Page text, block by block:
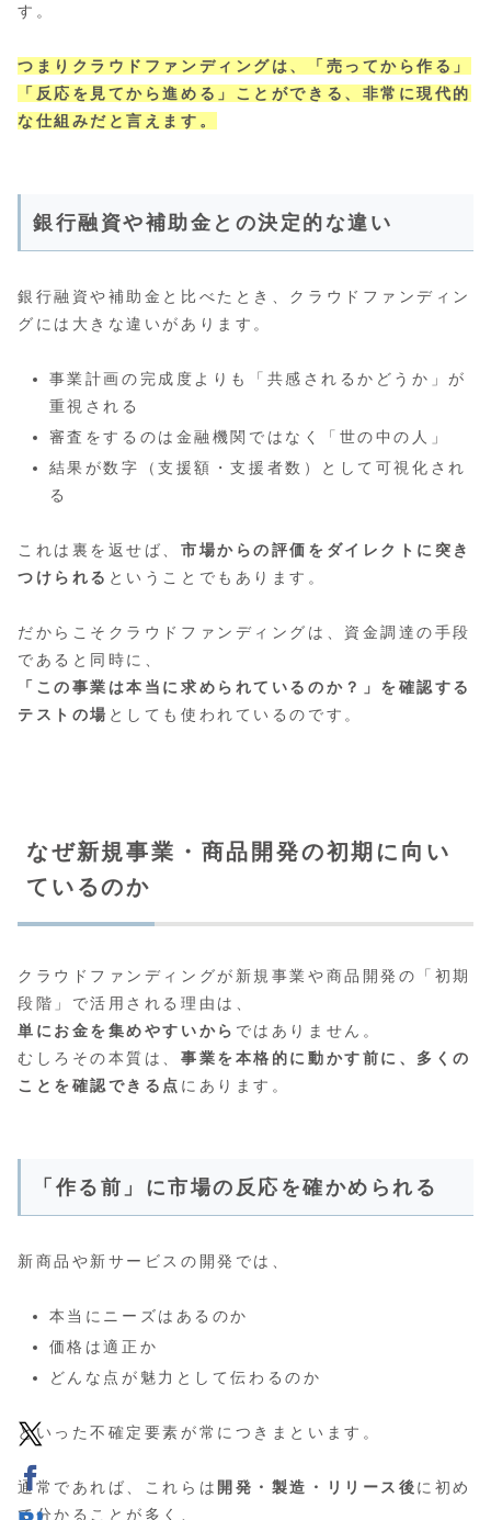
す。
つまりクラウドファンディングは、「売ってから作る」
「反応を見てから進める」ことができる、非常に現代的
な仕組みだと言えます。
銀行融資や補助金との決定的な違い
銀行融資や補助金と比べたとき、クラウドファンディン
グには大きな違いがあります。
事業計画の完成度よりも「共感されるかどうか」が
重視される
審査をするのは金融機関ではなく「世の中の人」
結果が数字（支援額・支援者数）として可視化され
る
これは裏を返せば、市場からの評価をダイレクトに突き
つけられる ということでもあります。
だからこそクラウドファンディングは、資金調達の手段
であると同時に、
「この事業は本当に求められているのか？」を確認する
テストの場 としても使われているのです。
なぜ新規事業・商品開発の初期に向い
ているのか
クラウドファンディングが新規事業や商品開発の「初期
段階」で活用される理由は、
単にお金を集めやすいから ではありません。
むしろその本質は、事業を本格的に動かす前に、多くの
ことを確認できる点 にあります。
「作る前」に市場の反応を確かめられる
新商品や新サービスの開発では、
本当にニーズはあるのか
価格は適正か
どんな点が魅力として伝わるのか
といった不確定要素が常につきまといます。
通常であれば、これらは 開発・製造・リリース後に初め
て分かることが多く、